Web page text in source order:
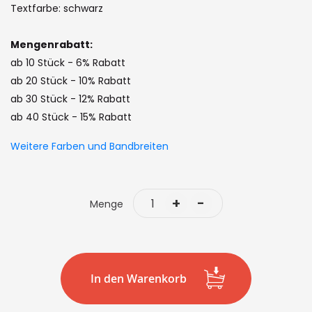
gallery
Textfarbe: schwarz
Mengenrabatt:
ab 10 Stück - 6% Rabatt
ab 20 Stück - 10% Rabatt
ab 30 Stück - 12% Rabatt
ab 40 Stück - 15% Rabatt
Weitere Farben und Bandbreiten
Menge -
+
In den Warenkorb